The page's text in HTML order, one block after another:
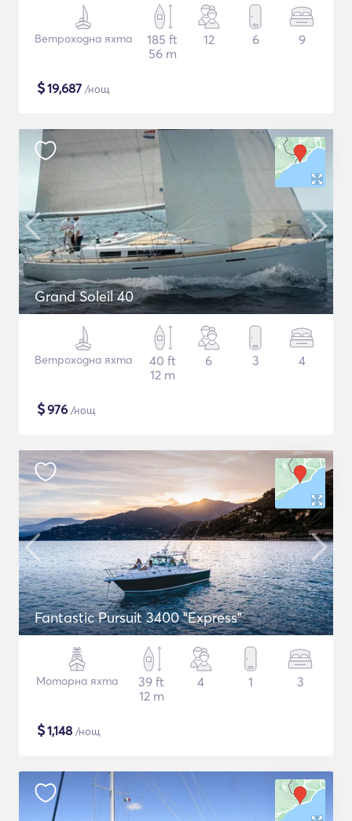
Ветроходна яхта
185 ft
56 m
12 6 9
$19,687 /нощ
Grand Soleil 40
Ветроходна яхта
40 ft
12 m
6 3 4
$976 /нощ
Fantastic Pursuit 3400 "Express"
Моторна яхта
39 ft
12 m
4 1 3
$1,148 /нощ